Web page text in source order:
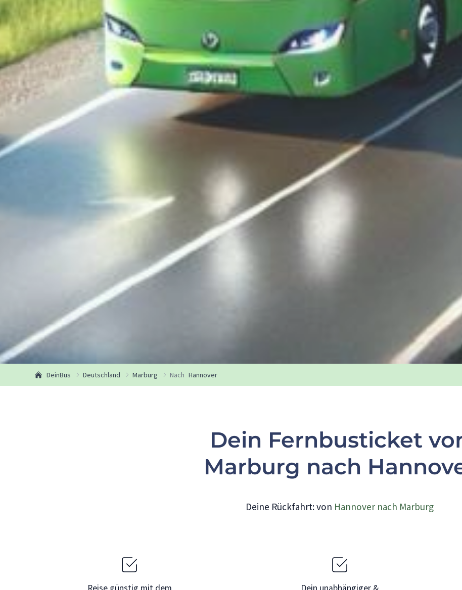
DeinBus Deutschland Marburg Nach Hannover
Dein Fernbusticket
Marburg nach
Deine Rückfahrt: von Hannover nach Marburg